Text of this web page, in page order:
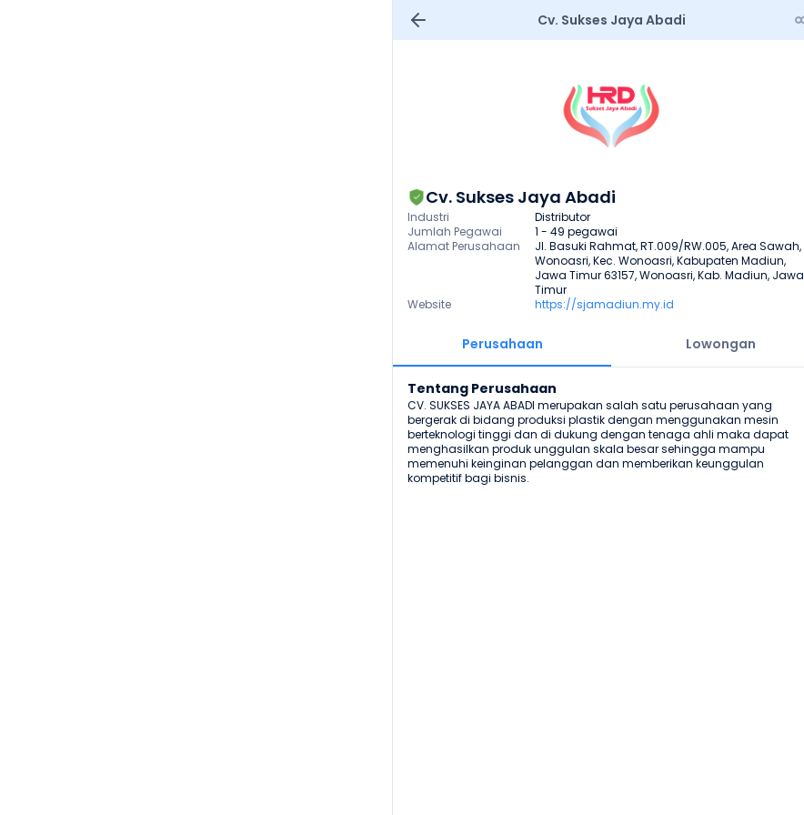
Cv. Sukses Jaya Abadi
Cv. Sukses Jaya Abadi
Industri
Distributor
Jumlah Pegawai
1 - 49 pegawai
Alamat Perusahaan
Jl. Basuki Rahmat, RT.009/RW.005, Area Sawah,
Wonoasri, Kec. Wonoasri, Kabupaten Madiun,
Jawa Timur 63157, Wonoasri, Kab. Madiun, Jawa
Timur
Website
https://sjamadiun.my.id
Perusahaan Lowongan
Tentang Perusahaan
CV. SUKSES JAYA ABADI merupakan salah satu perusahaan yang
bergerak di bidang produksi plastik dengan menggunakan mesin
berteknologi tinggi dan di dukung dengan tenaga ahli maka dapat
menghasilkan produk unggulan skala besar sehingga mampu
memenuhi keinginan pelanggan dan memberikan keunggulan
kompetitif bagi bisnis.